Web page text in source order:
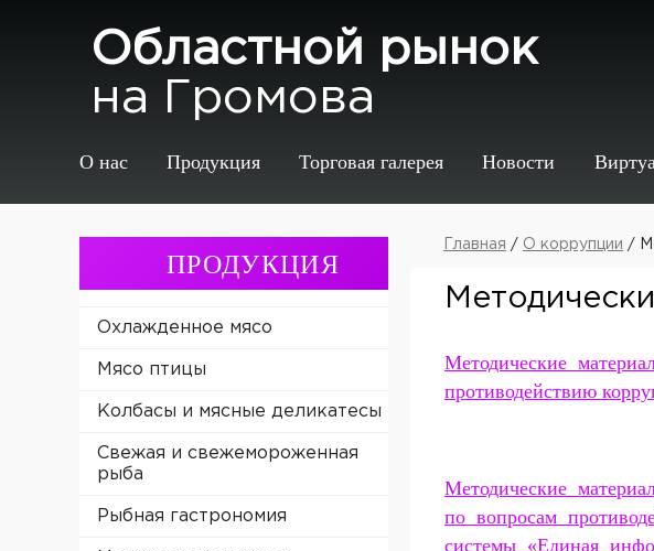
Областной рынок
на Громова
О нас Продукция Торговая галерея Новости
ПРОДУКЦИЯ
Охлажденное мясо
Мясо птицы
Колбасы и мясные деликатесы
Свежая и свежемороженная
рыба
Рыбная гастрономия
Главная / О коррупции /
Методические
противодействию
Методические
по вопросам
системы «Единая